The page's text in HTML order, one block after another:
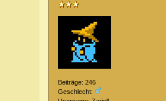
Beiträge: 246
Geschlecht: